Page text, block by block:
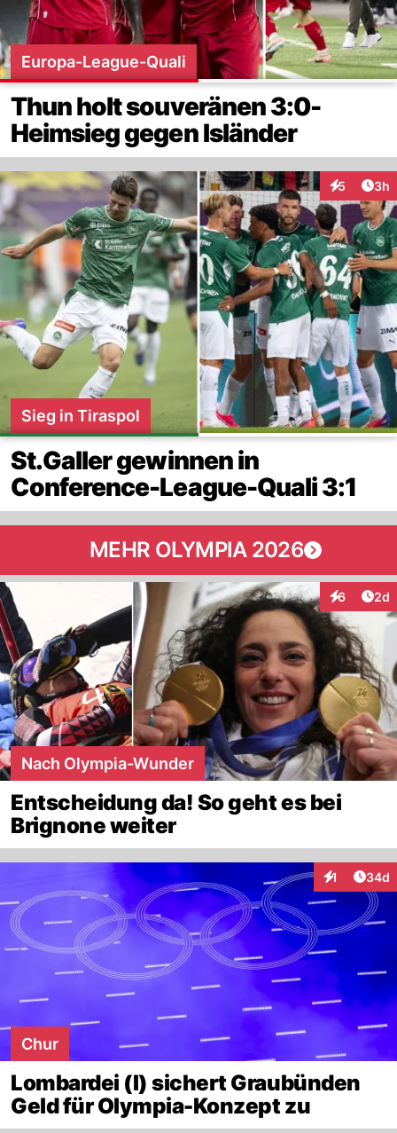
Europa-League-Quali
Thun holt souveränen 3:0-
Heimsieg gegen Isländer
5 3h
Sieg in Tiraspol
St.Galler gewinnen in
Conference-League-Quali 3:1
MEHR OLYMPIA 2026
6 2d
Nach Olympia-Wunder
Entscheidung da! So geht es bei
Brignone weiter
1
Interaktionen
34d
Chur
Lombardei (I) sichert Graubünden
Geld für Olympia-Konzept zu